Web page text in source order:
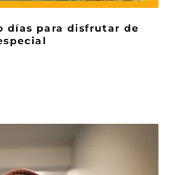
días para disfrutar de